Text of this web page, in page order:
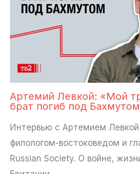
Артемий Левкой: «Мой
брат погиб под
Интервью с Артемием
филологом-востоковедом и
Russian Society. О войне,